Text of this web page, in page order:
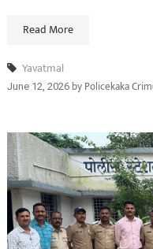
Read More
Yavatmal
June 12, 2026byPolicekaka